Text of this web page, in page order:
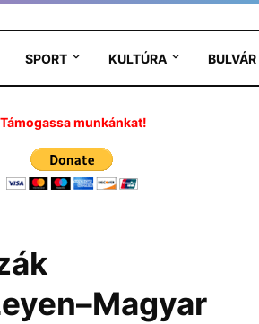
SPORT KULTÚRA BULVÁR
Támogassa munkánkat!